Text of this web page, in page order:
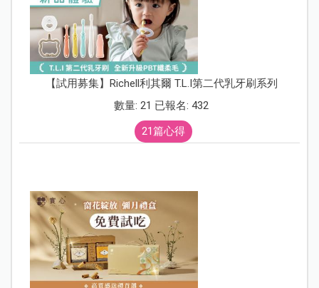
【試用募集】Richell利其爾 T.L.I第二代乳牙刷系列
數量: 21 已報名: 432
21篇心得